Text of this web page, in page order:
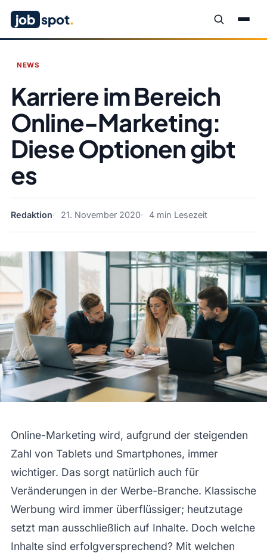
job spot.
NEWS
Karriere im Bereich
Online-Marketing:
Diese Optionen gibt
es
Redaktion 21. November 2020 4 min Lesezeit
Online-Marketing wird, aufgrund der steigenden
Zahl von Tablets und Smartphones, immer
wichtiger. Das sorgt natürlich auch für
Veränderungen in der Werbe-Branche. Klassische
Werbung wird immer überflüssiger; heutzutage
setzt man ausschließlich auf Inhalte. Doch welche
Inhalte sind erfolgversprechend? Mit welchen